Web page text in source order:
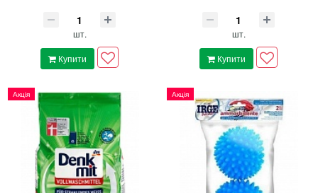
шт.
Купити
шт.
Купити
Акція Акція